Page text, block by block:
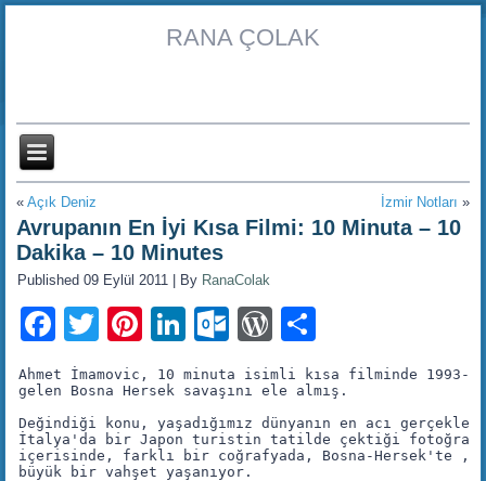
RANA ÇOLAK
«Açık Deniz İzmir Notları »
Avrupanın En İyi Kısa Filmi: 10 Minuta – 10
Dakika – 10 Minutes
Published 09 Eylül 2011 By RanaColak
Facebook
TwitterPinterest
LinkedIn
Outlook.com
WordPress
Ahmet İmamovic, 10 minuta isimli kısa filminde 1993-
gelen Bosna Hersek savaşını ele almış.
Değindiği konu, yaşadığımız dünyanın en acı
İtalya'da bir Japon turistin tatilde çektiği
içerisinde, farklı bir coğrafyada, Bosna-Hersek'te
büyük bir vahşet yaşanıyor.